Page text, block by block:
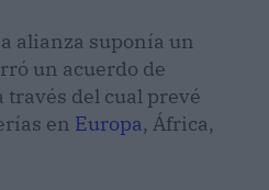
alianza suponía un
un acuerdo de
través del cual prevé
en Europa, África,